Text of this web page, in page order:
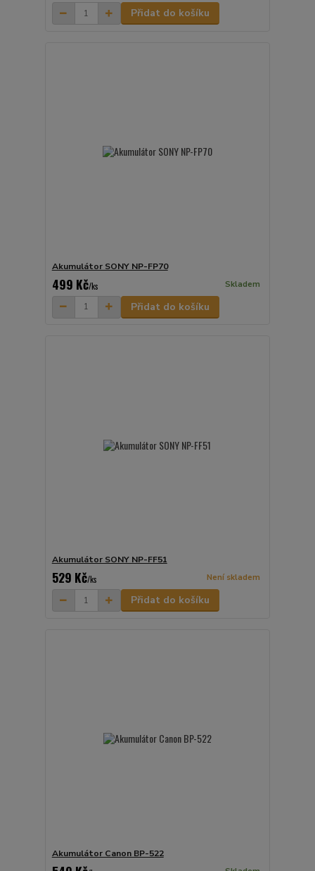
Přidat do košíku
Akumulátor SONY NP-FP70
499 Kč/ks Skladem
Přidat do košíku
Akumulátor SONY NP-FF51
529 Kč/ks Není skladem
Přidat do košíku
Akumulátor Canon BP-522